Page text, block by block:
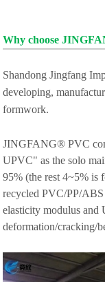
Why choose
Shandong Jingfang
developing,
formwork.
JINGFANG® PVC
UPVC" as the solo
95% (the rest 4~5% is
recycled PVC/PP/ABS
elasticity modulus and
deformation/cracking/